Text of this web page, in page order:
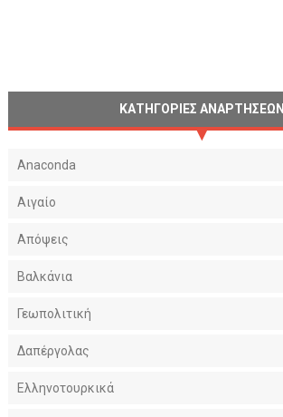
ΚΑΤΗΓΟΡΙΕΣ ΑΝΑΡΤΗΣΕΩΝ
Anaconda
Αιγαίο
Απόψεις
Βαλκάνια
Γεωπολιτική
Δαπέργολας
Ελληνοτουρκικά